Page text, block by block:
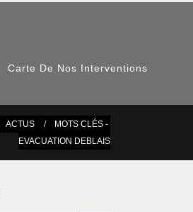
Carte De Nos Interventions
ACTUS
MOTS CLÉS -
EVACUATION DEBLAIS